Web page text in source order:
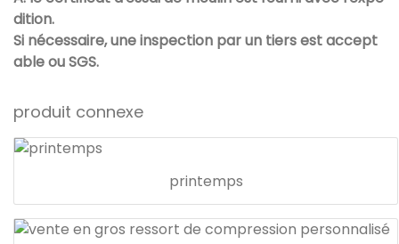
dition.
Si nécessaire, une inspection par un tiers est accept
able ou SGS.
produit connexe
printemps